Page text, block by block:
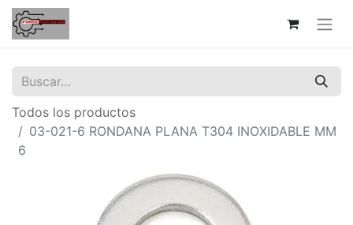
Todos los productos
03-021-6 RONDANA PLANA T304 INOXIDABLE MM
6